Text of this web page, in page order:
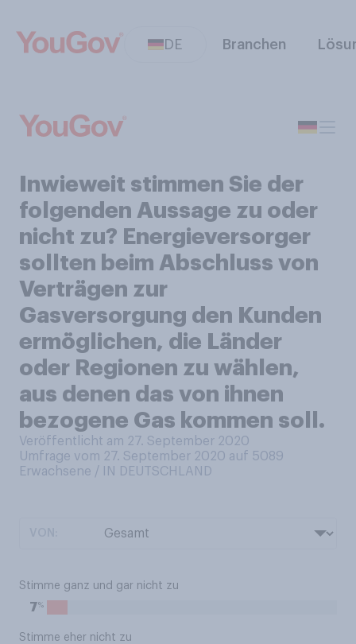
DE Branchen
Inwieweit stimmen Sie der
folgenden Aussage zu oder
nicht zu? Energieversorger
sollten beim Abschluss von
Verträgen zur
Gasversorgung den Kunden
ermöglichen, die Länder
oder Regionen zu wählen,
aus denen das von ihnen
bezogene Gas kommen soll.
Veröffentlicht am 27. September 2020
Umfrage vom 27. September 2020 auf 5089
Erwachsene / IN DEUTSCHLAND
Stimme ganz und gar nicht zu
7%
Stimme eher nicht zu